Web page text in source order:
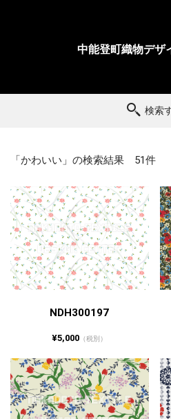
中能登町織物デザ
検索
「かわいい」の検索結果 51件
NDH300197
¥5,000 （税別）